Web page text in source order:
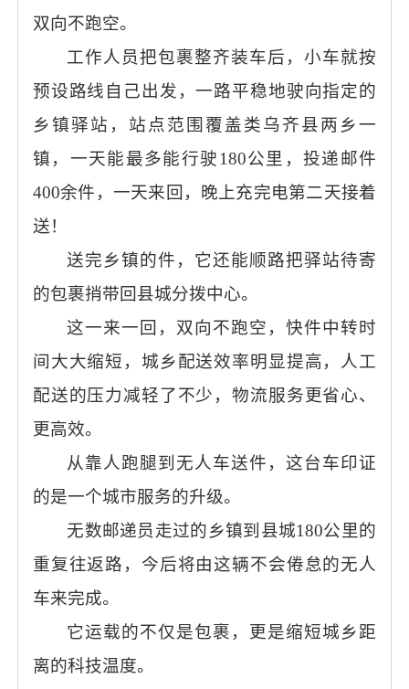
双向不跑空。
工作人员把包裹整齐装车后，小车就按
预设路线自己出发，一路平稳地驶向指定的
乡镇驿站，站点范围覆盖类乌齐县两乡一
镇，一天能最多能行驶180公里，投递邮件
400余件，一天来回，晚上充完电第二天接着
送！
送完乡镇的件，它还能顺路把驿站待寄
的包裹捎带回县城分拨中心。
这一来一回，双向不跑空，快件中转时
间大大缩短，城乡配送效率明显提高，人工
配送的压力减轻了不少，物流服务更省心、
更高效。
从靠人跑腿到无人车送件，这台车印证
的是一个城市服务的升级。
无数邮递员走过的乡镇到县城180公里的
重复往返路，今后将由这辆不会倦怠的无人
车来完成。
它运载的不仅是包裹，更是缩短城乡距
离的科技温度。